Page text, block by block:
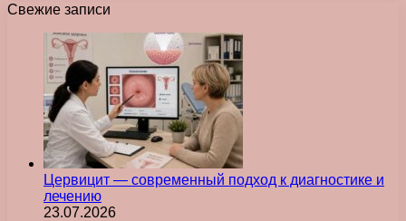
Свежие записи
Цервицит — современный подход к диагностике и
лечению
23.07.2026